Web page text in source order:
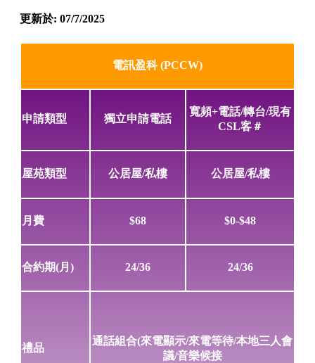
更新於: 07/7/2025
電訊盈科 (PCCW)
申請類型 獨立申請電話
寬頻+電話/轉台/現有
CSL客＃
屋苑類型 公居屋/私樓 公居屋/私樓
月費 $68 $0-$48
合約期(月) 24/36 24/36
禮品
通話組合(來電顯示/來電等待/本地三人會
議/音樂候接